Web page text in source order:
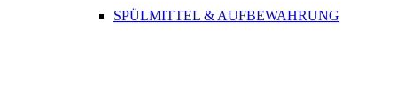
SPÜLMITTEL & AUFBEWAHRUNG